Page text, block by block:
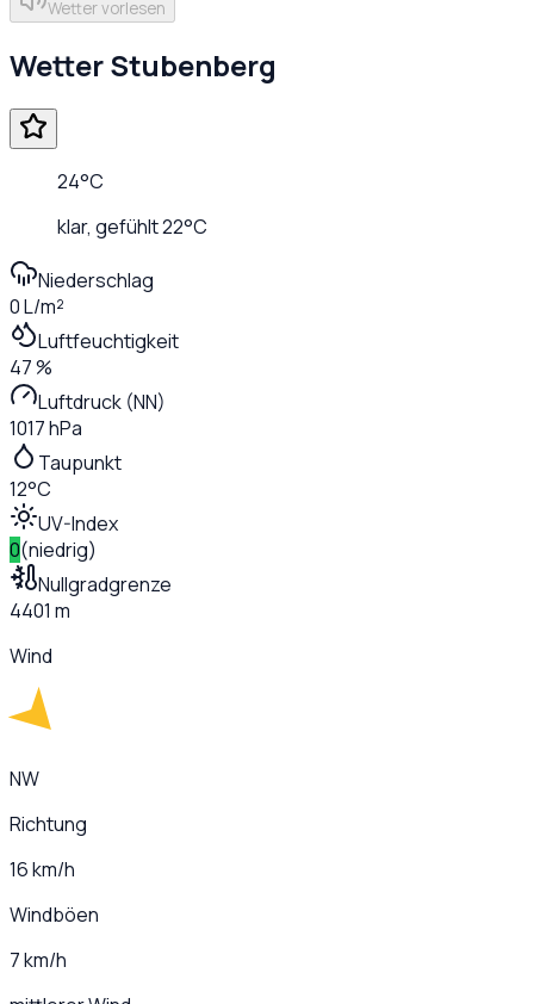
Wetter vorlesen
WetterStubenberg
24°C
klar, gefühlt22°C
Niederschlag
0 L/m²
Luftfeuchtigkeit
47 %
Luftdruck (NN)
1017 hPa
Taupunkt
12°C
UV-Index
0(niedrig)
Nullgradgrenze
4401 m
Wind
NW
Richtung
16 km/h
Windböen
7 km/h